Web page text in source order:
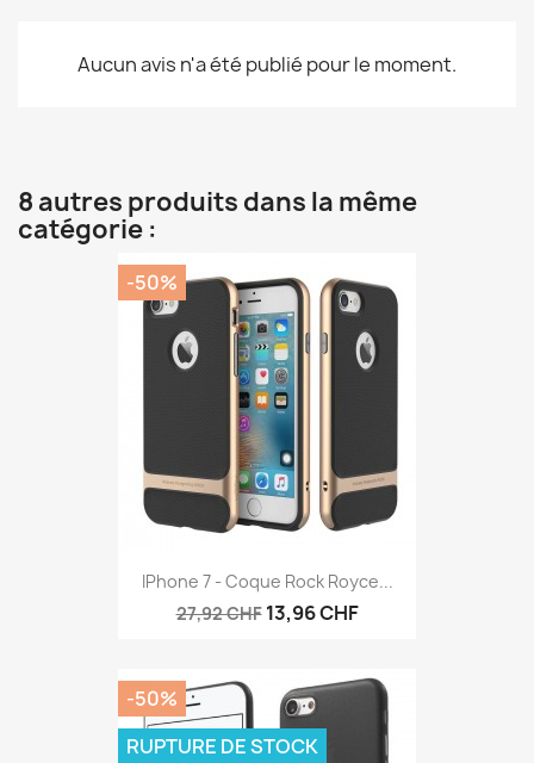
Aucun avis n'a été publié pour le moment.
8 autres produits dans la même
catégorie :
IPhone 7 - Coque Rock Royce...
27,92 CHF 13,96 CHF
-50%
-50%
RUPTURE DE STOCK